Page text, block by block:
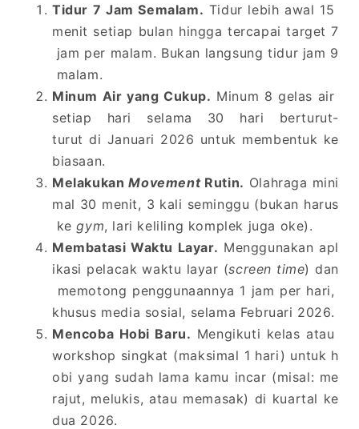
Tidur 7 Jam Semalam. Tidur lebih awal 15
menit setiap bulan hingga tercapai target 7
jam per malam. Bukan langsung tidur jam 9
malam.
Minum Air yang Cukup. Minum 8 gelas air
setiap hari selama 30 hari berturut-
turut di Januari 2026 untuk membentuk ke
biasaan.
MelakukanMovementRutin. Olahraga mini
mal 30 menit, 3 kali seminggu (bukan harus
kegym, lari keliling komplek juga oke).
Membatasi Waktu Layar. Menggunakan apl
ikasi pelacak waktu layar (screen time) dan
memotong penggunaannya 1 jam per hari,
khusus media sosial, selama Februari 2026.
Mencoba Hobi Baru. Mengikuti kelas atau
workshop singkat (maksimal 1 hari) untuk h
obi yang sudah lama kamu incar (misal: me
rajut, melukis, atau memasak) di kuartal ke
dua 2026.